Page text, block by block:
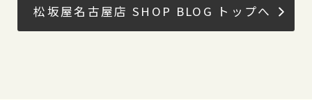
松坂屋名古屋店 SHOP BLOG トップへ